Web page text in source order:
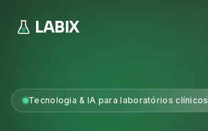
LABIX
Tecnologia & IA para laboratórios clínicos